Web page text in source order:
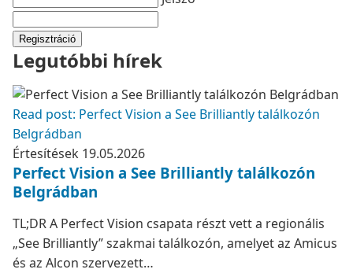
Regisztráció
Legutóbbi hírek
Read post: Perfect Vision a See Brilliantly találkozón
Belgrádban
Értesítések 19.05.2026
Perfect Vision a See Brilliantly találkozón
Belgrádban
TL;DR A Perfect Vision csapata részt vett a regionális
„See Brilliantly” szakmai találkozón, amelyet az Amicus
és az Alcon szervezett…